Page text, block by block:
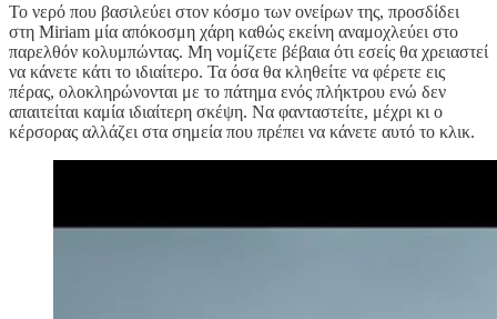
Το νερό που βασιλεύει στον κόσμο των ονείρων της, προσδίδει
στη Miriam μία απόκοσμη χάρη καθώς εκείνη αναμοχλεύει στο
παρελθόν κολυμπώντας. Μη νομίζετε βέβαια ότι εσείς θα χρειαστεί
να κάνετε κάτι το ιδιαίτερο. Τα όσα θα κληθείτε να φέρετε εις
πέρας, ολοκληρώνονται με το πάτημα ενός πλήκτρου ενώ δεν
απαιτείται καμία ιδιαίτερη σκέψη. Να φανταστείτε, μέχρι κι ο
κέρσορας αλλάζει στα σημεία που πρέπει να κάνετε αυτό το κλικ.